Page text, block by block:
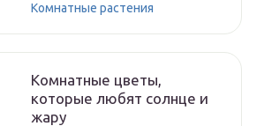
Комнатные растения
Комнатные цветы,
которые любят солнце и
жару